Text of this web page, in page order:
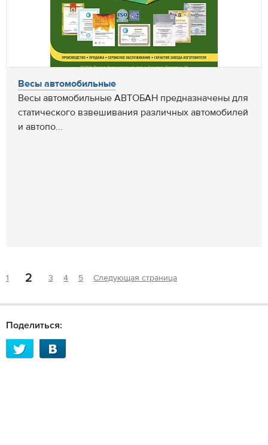
Весы автомобильные
Весы автомобильные АВТОБАН предназначены для
статического взвешивания различных автомобилей
и автопо...
1 2 3 4 5 Следующая страница
Поделиться: